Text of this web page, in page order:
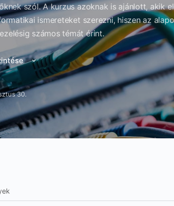
szól. A kurzus azoknak is ajánlott, akik
ismereteket szerezni, hiszen az
számos témát érint.
30.